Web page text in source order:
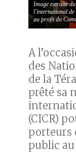
Image extraite
l'international de
au profit du
A
des
de la
prêté sa
(CICR)
porteurs
public